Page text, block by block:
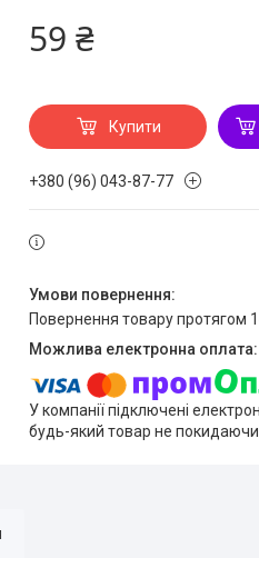
59 ₴
Купити
+380 (96) 043-87-77
повернення товару протягом
У компанії підключені
будь-який товар не покидаючи